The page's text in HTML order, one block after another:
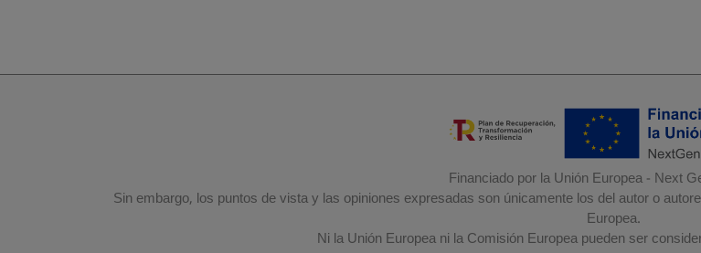
Financiado por la Unión Europea - Next
Sin embargo, los puntos de vista y las opiniones expresadas son únicamente los del autor o
Europea.
Ni la Unión Europea ni la Comisión Europea pueden ser